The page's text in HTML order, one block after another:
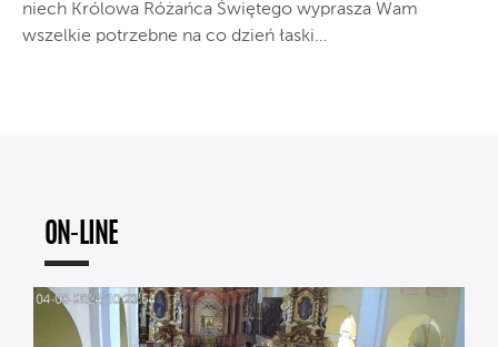
niech Królowa Różańca Świętego wyprasza Wam
wszelkie potrzebne na co dzień łaski…
ON-LINE